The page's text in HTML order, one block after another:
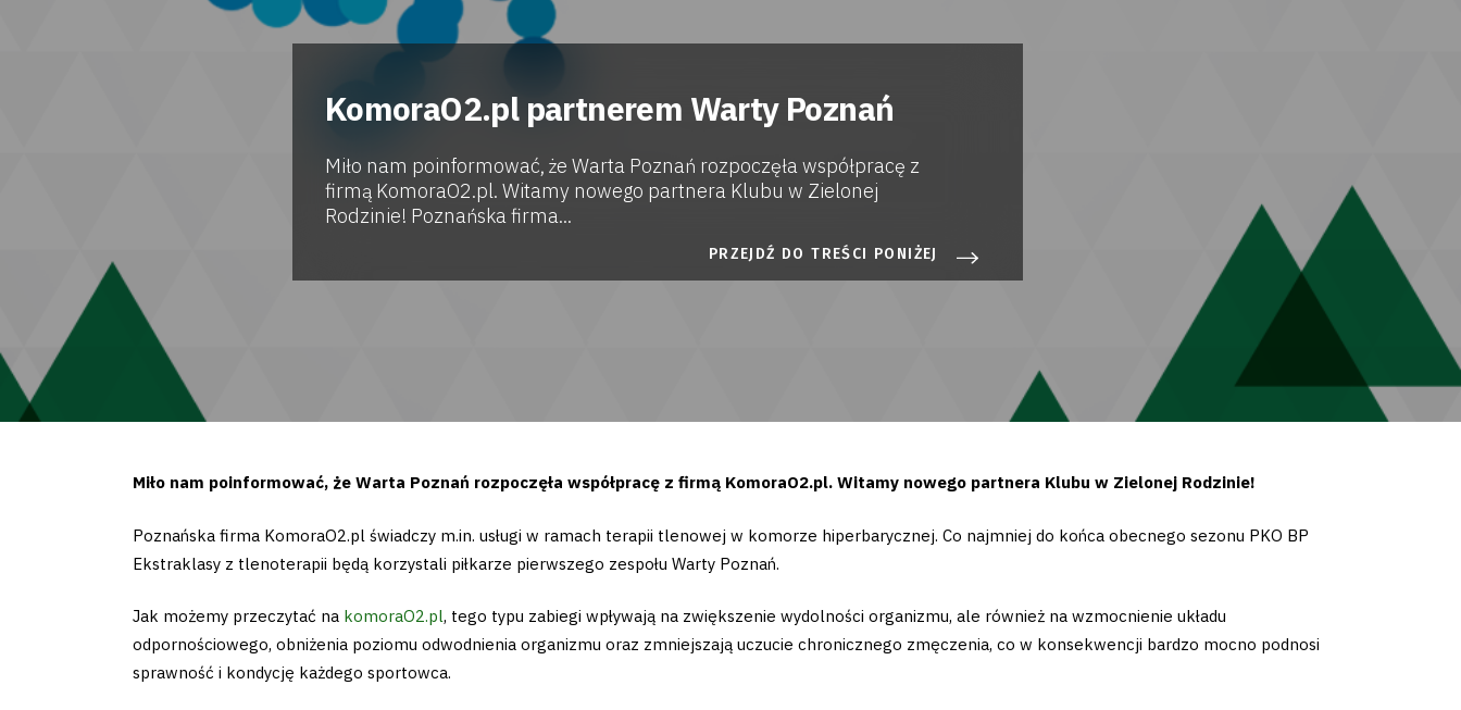
KomoraO2.pl partnerem Warty Poznań
Miło nam poinformować, że Warta Poznań rozpoczęła współpracę z
firmą KomoraO2.pl. Witamy nowego partnera Klubu w Zielonej
Rodzinie! Poznańska firma...
PRZEJDŹ DO TREŚCI PONIŻEJ
Miło nam poinformować, że Warta Poznań rozpoczęła współpracę z firmą KomoraO2.pl. Witamy nowego partnera Klubu w Zielonej Rodzinie!
Poznańska firma KomoraO2.pl świadczy m.in. usługi w ramach terapii tlenowej w komorze hiperbarycznej. Co najmniej do końca obecnego sezonu PKO BP
Ekstraklasy z tlenoterapii będą korzystali piłkarze pierwszego zespołu Warty Poznań.
Jak możemy przeczytać na komoraO2.pl, tego typu zabiegi wpływają na zwiększenie wydolności organizmu, ale również na wzmocnienie układu
odpornościowego, obniżenia poziomu odwodnienia organizmu oraz zmniejszają uczucie chronicznego zmęczenia, co w konsekwencji bardzo mocno podnosi
sprawność i kondycję każdego sportowca.